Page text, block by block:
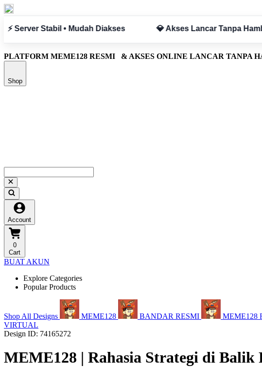
Hambatan ✅ Aman & Terpercaya
PLATFORM MEME128 RESMI & AKSES ONLINE LANCAR TANPA
Shop
Account
0
Cart
BUAT AKUN
Explore Categories
Popular Products
Shop All Designs MEME128 BANDAR RESMI MEME128
VIRTUAL
Design ID: 74165272
MEME128 | Rahasia Strategi di